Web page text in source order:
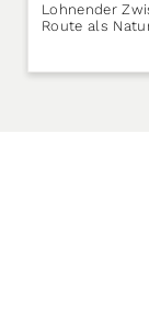
Lohnender
Route als